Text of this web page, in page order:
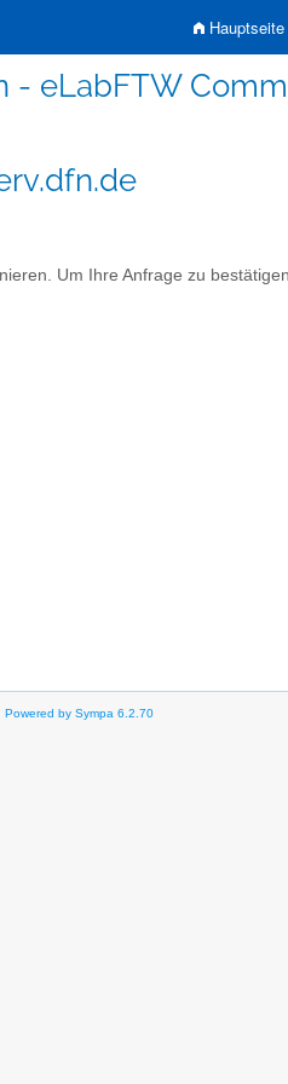
Hauptseite
eLabFTW
Um Ihre Anfrage zu
Powered by Sympa 6.2.70